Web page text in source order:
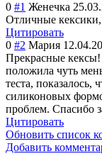
0 #1 Женечка
Отличные кексики,
Цитировать
0 #2 Мария
Прекрасные кексы!
положила чуть
теста, показалось,
силиконовых
проблем. Спасибо
Цитировать
Обновить список
Добавить